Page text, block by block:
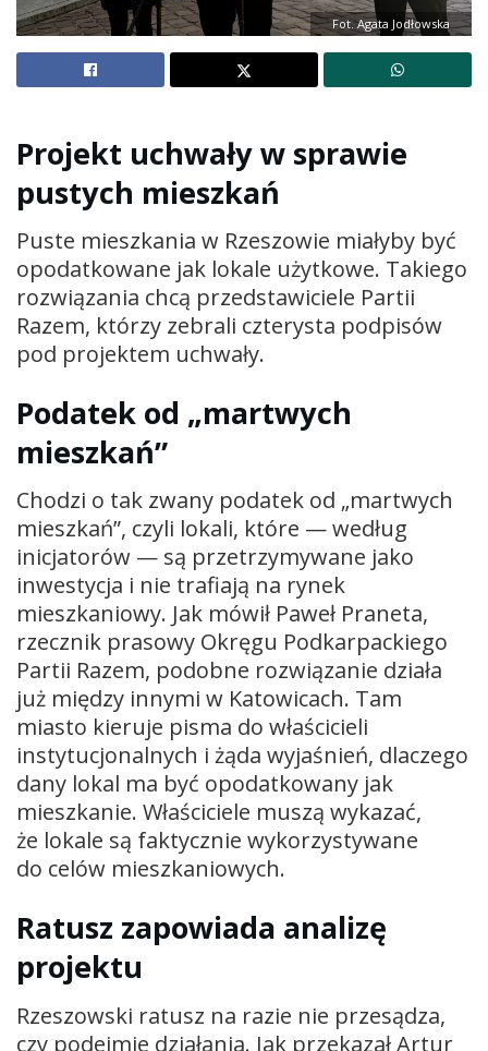
Fot. Agata Jodłowska
Projekt uchwały w sprawie
pustych mieszkań
Puste mieszkania w Rzeszowie miałyby być
opodatkowane jak lokale użytkowe. Takiego
rozwiązania chcą przedstawiciele Partii
Razem, którzy zebrali czterysta podpisów
pod projektem uchwały.
Podatek od „martwych
mieszkań”
Chodzi o tak zwany podatek od „martwych
mieszkań”, czyli lokali, które — według
inicjatorów — są przetrzymywane jako
inwestycja i nie trafiają na rynek
mieszkaniowy. Jak mówił Paweł Praneta,
rzecznik prasowy Okręgu Podkarpackiego
Partii Razem, podobne rozwiązanie działa
już między innymi w Katowicach. Tam
miasto kieruje pisma do właścicieli
instytucjonalnych i żąda wyjaśnień, dlaczego
dany lokal ma być opodatkowany jak
mieszkanie. Właściciele muszą wykazać,
że lokale są faktycznie wykorzystywane
do celów mieszkaniowych.
Ratusz zapowiada analizę
projektu
Rzeszowski ratusz na razie nie przesądza,
czy podejmie działania. Jak przekazał Artur